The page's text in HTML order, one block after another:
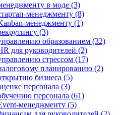
в моде (3)
менеджменту (8)
менеджменту (1)
(3)
образованием (32)
для руководителей (2)
стрессом (17)
планированию (2)
бизнеса (5)
персонала (3)
персонала (61)
менеджменту (5)